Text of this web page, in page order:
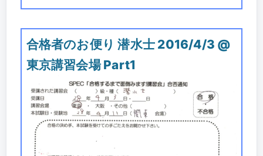
合格者のお便り 潜水士 2016/4/3 @
東京講習会場 Part1